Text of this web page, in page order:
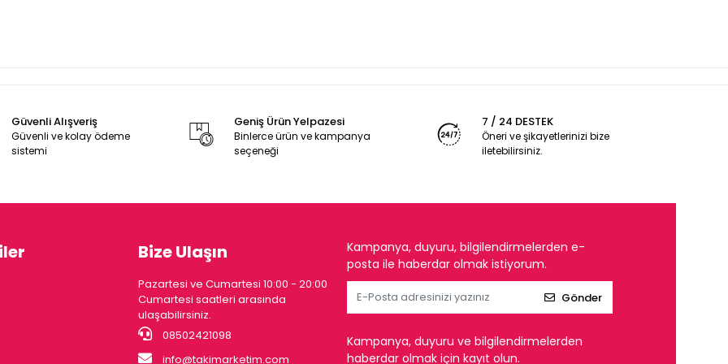
Güvenli Alışveriş
Güvenli ve kolay ödeme
sistemi
Geniş Ürün Yelpazesi
Binlerce ürün ve kampanya
seçeneği
7 / 24 DESTEK
Öneri ve şikayetlerinizi bize
iletebilirsiniz.
Bize Ulaşın
Pazartesi ve Cumartesi 10:00 - 20:00
Cumartesi saatleri arasında
ulaşabilirsiniz.
08502421098
info@takimarketim.com
Kampanya, duyuru, bilgilendirmelerden e-
posta ile haberdar olmak istiyorum.
Gönder
Kampanya, duyuru ve bilgilendirmelerden
haberdar olmak için kayıt olun.